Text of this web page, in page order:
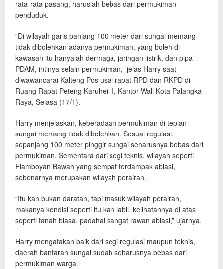
rata-rata pasang, haruslah bebas dari permukiman
penduduk.
“Di wilayah garis panjang 100 meter dari sungai memang
tidak dibolehkan adanya permukiman, yang boleh di
kawasan itu hanyalah dermaga, jaringan listrik, dan pipa
PDAM, intinya selain permukiman,” jelas Harry saat
diwawancarai Kalteng Pos usai rapat RPD dan RKPD di
Ruang Rapat Peteng Karuhei II, Kantor Wali Kota Palangka
Raya, Selasa (17/1).
Harry menjelaskan, keberadaan permukiman di tepian
sungai memang tidak dibolehkan. Sesuai regulasi,
sepanjang 100 meter pinggir sungai seharusnya bebas dari
permukiman. Sementara dari segi teknis, wilayah seperti
Flamboyan Bawah yang sempat terdampak ablasi,
sebenarnya merupakan wilayah perairan.
“Itu kan bukan daratan, tapi masuk wilayah perairan,
makanya kondisi seperti itu kan labil, kelihatannya di atas
seperti tanah biasa, padahal sangat rawan ablasi,” ujarnya.
Harry mengatakan baik dari segi regulasi maupun teknis,
daerah bantaran sungai sudah seharusnya bebas dari
permukiman warga.